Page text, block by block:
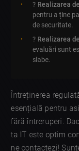
? Realizarea
pentru a ține
de securitate.
? Realizarea
evaluări sunt
slabe.
Întreținerea
esențială pentru
fără întreruperi.
ta IT este optim
ne contactezi!